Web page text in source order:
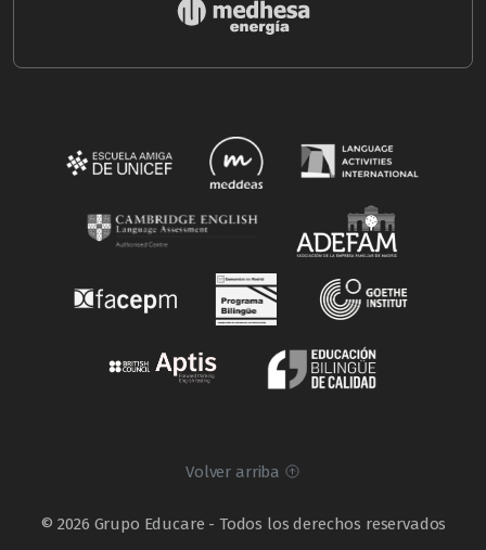
Volver arriba
© 2026 Grupo Educare - Todos los derechos reservados